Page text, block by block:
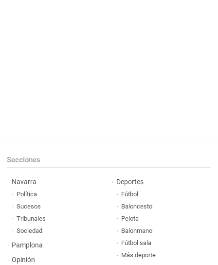
Secciones
Navarra
Política
Sucesos
Tribunales
Sociedad
Pamplona
Opinión
Deportes
Fútbol
Baloncesto
Pelota
Balonmano
Fútbol sala
Más deporte